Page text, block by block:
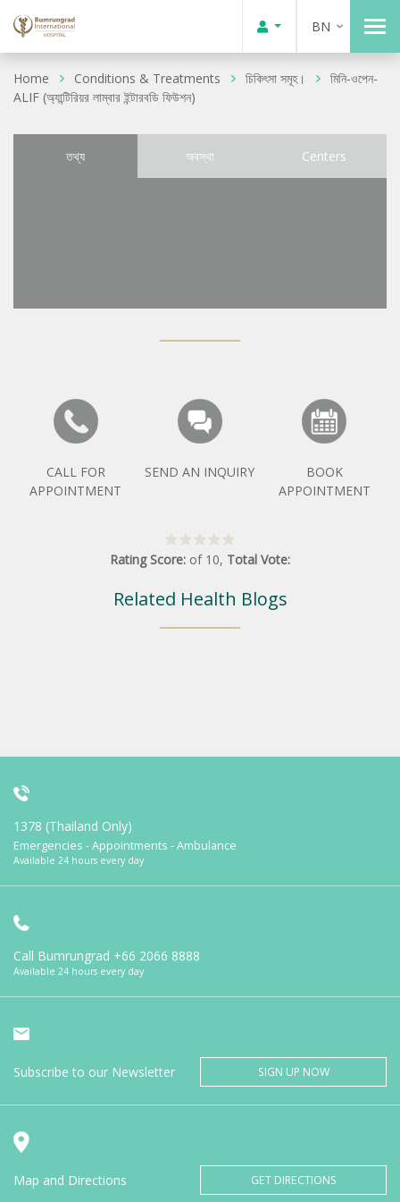
BN
Home Conditions & Treatments চিকিৎসা সমূহ।
মিনি-ওপেন-
ALIF (অ্যান্টিরিয়র লাম্বার ইন্টারবডি ফিউশন)
তথ্য অবস্থা Centers
CALL FOR
APPOINTMENT
SEND AN INQUIRY
BOOK
APPOINTMENT
Rating Score: of 10, Total Vote:
Related Health Blogs
1378 (Thailand Only)
Emergencies - Appointments - Ambulance
Available 24 hours every day
Call Bumrungrad +66 2066 8888
Available 24 hours every day
Subscribe to our Newsletter SIGN UP NOW
Map and Directions GET DIRECTIONS